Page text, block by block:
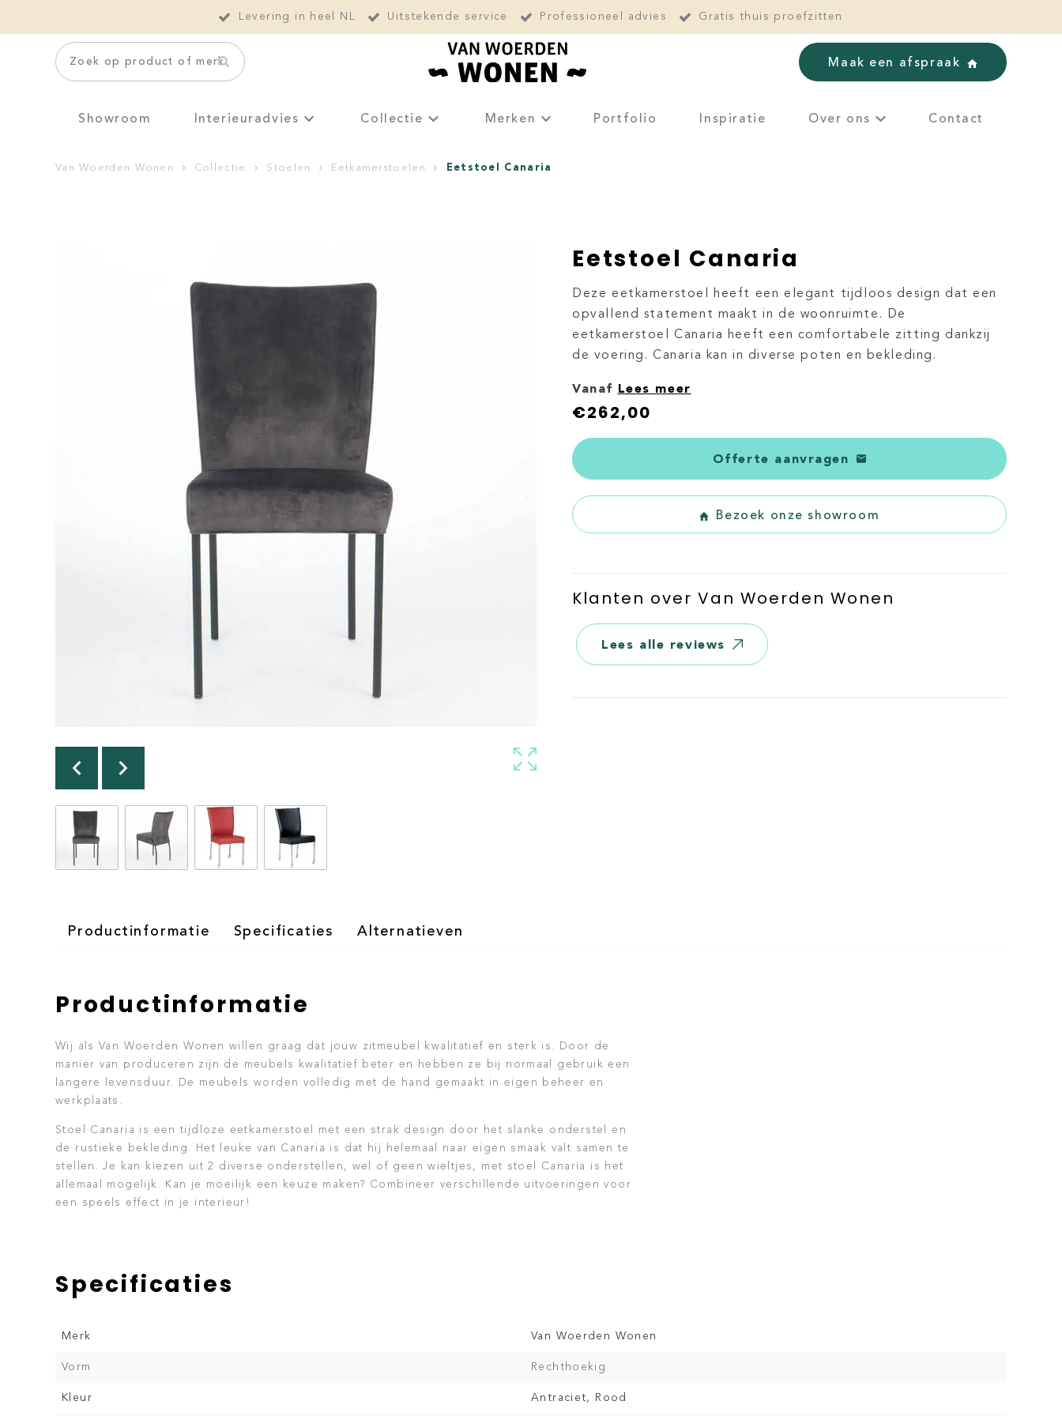
Levering in heel NL Uitstekende service Professioneel advies Gratis thuis proefzitten
Zoek op product of merk Maak een afspraak
Showroom Interieuradvies Collectie Merken Portfolio Inspiratie Over ons Contact
Van Woerden Wonen Collectie Stoelen Eetkamerstoelen Eetstoel Canaria
Eetstoel Canaria
Deze eetkamerstoel heeft een elegant tijdloos design dat een
opvallend statement maakt in de woonruimte. De
eetkamerstoel Canaria heeft een comfortabele zitting dankzij
de voering. Canaria kan in diverse poten en bekleding.
Vanaf Lees meer
€262,00
Offerte aanvragen
Bezoek onze showroom
Klanten over Van Woerden Wonen
Lees alle reviews
Productinformatie Specificaties Alternatieven
Productinformatie
Wij als Van Woerden Wonen willen graag dat jouw zitmeubel kwalitatief en sterk is. Door de
manier van produceren zijn de meubels kwalitatief beter en hebben ze bij normaal gebruik een
langere levensduur. De meubels worden volledig met de hand gemaakt in eigen beheer en
werkplaats.
Stoel Canaria is een tijdloze eetkamerstoel met een strak design door het slanke onderstel en
de rustieke bekleding. Het leuke van Canaria is dat hij helemaal naar eigen smaak valt samen te
stellen. Je kan kiezen uit 2 diverse onderstellen, wel of geen wieltjes, met stoel Canaria is het
allemaal mogelijk. Kan je moeilijk een keuze maken? Combineer verschillende uitvoeringen voor
een speels effect in je interieur!
Specificaties
Merk Van Woerden Wonen
Vorm Rechthoekig
Kleur Antraciet, Rood